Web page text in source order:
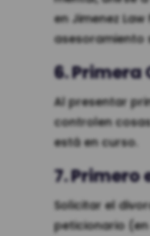
en Jimenez
asesoramiento
6. Primera
Al presentar
controlen
está en curso.
7. Primero
Solicitar el
peticionario